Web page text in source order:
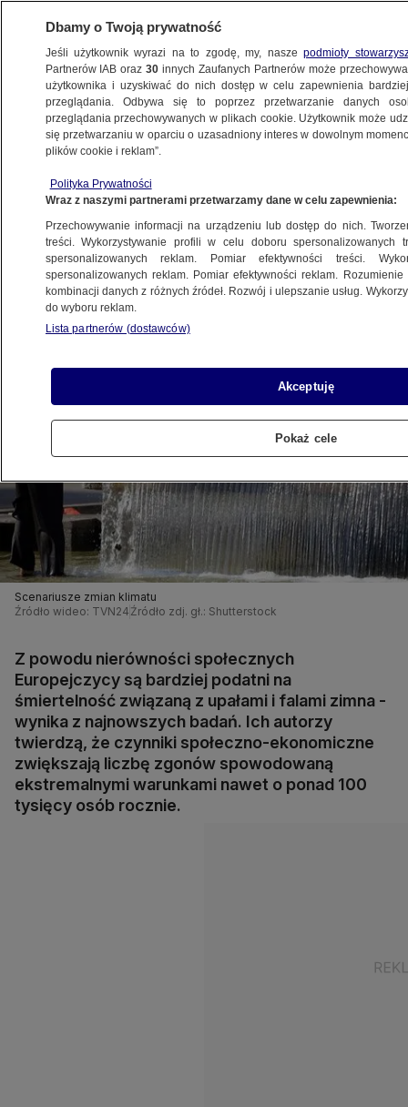
METEO
ŚWIAT
związaną z ekstremalną pogodą
Oprac.Franciszek Wajdzik
11.05.2026, 13:21
Posłuchaj artykułu
Czyta lektor AI
Scenariusze zmian klimatu
Źródło wideo: TVN24 Źródło zdj. gł.: Shutterstock
Z powodu nierówności społecznych
Europejczycy są bardziej podatni na
śmiertelność związaną z upałami i falami zimna -
wynika z najnowszych badań. Ich autorzy
twierdzą, że czynniki społeczno-ekonomiczne
zwiększają liczbę zgonów spowodowaną
ekstremalnymi warunkami nawet o ponad 100
tysięcy osób rocznie.
Dbamy o Twoją prywatność
Jeśli użytkownik wyrazi na to zgodę, my, naszepodmioty
Partnerów IAB oraz30 innych Zaufanych Partnerów może
użytkownika i uzyskiwać do nich dostęp w celu zapewnienia
przeglądania. Odbywa się to poprzez przetwarzanie danych
przeglądania przechowywanych w plikach cookie. Użytkownik może
się przetwarzaniu w oparciu o uzasadniony interes w dowolnym
plików cookie i reklam”.
Polityka Prywatności
Wraz z naszymi partnerami przetwarzamy dane w celu zapewnienia:
Przechowywanie informacji na urządzeniu lub dostęp do nich.
treści. Wykorzystywanie profili w celu doboru spersonalizowanych
spersonalizowanych reklam. Pomiar efektywności treści.
spersonalizowanych reklam. Pomiar efektywności reklam.
kombinacji danych z różnych źródeł. Rozwój i ulepszanie usług.
do wyboru reklam.
Lista partnerów (dostawców)
Akceptuję
Pokaż cele